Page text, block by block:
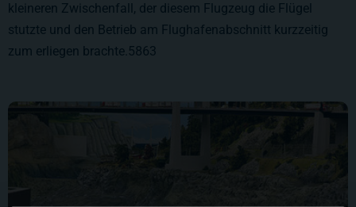
kleineren Zwischenfall, der diesem Flugzeug die Flügel
stutzte und den Betrieb am Flughafenabschnitt kurzzeitig
zum erliegen brachte.5863